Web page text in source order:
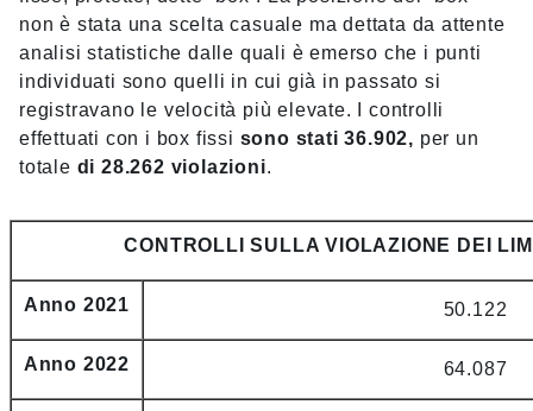
non è stata una scelta casuale ma dettata da attente
analisi statistiche dalle quali è emerso che i punti
individuati sono quelli in cui già in passato si
registravano le velocità più elevate. I controlli
effettuati con i box fissi sono stati 36.902, per un
totale di 28.262 violazioni.
CONTROLLI SULLA VIOLAZIONE DEI
Anno 2021 50.122
Anno 2022 64.087